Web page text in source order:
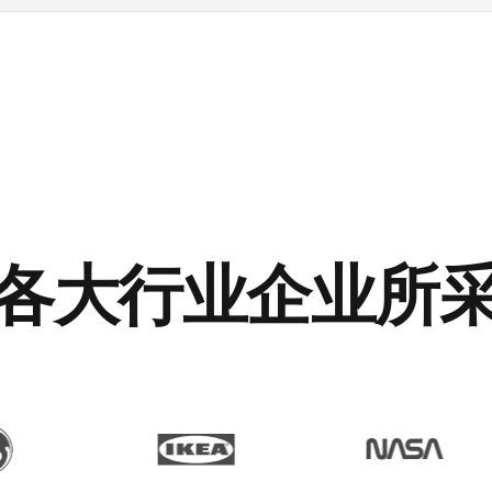
大行业企业所